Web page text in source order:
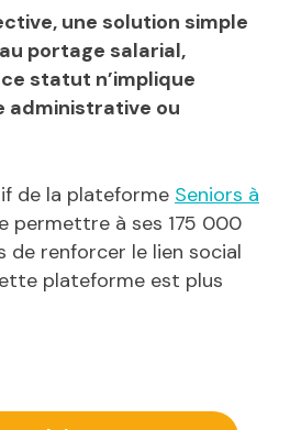
une solution simple
portage salarial,
statut n’implique
administrative ou
de la plateforme Seniors à
permettre à ses 175 000
renforcer le lien social
plateforme est plus